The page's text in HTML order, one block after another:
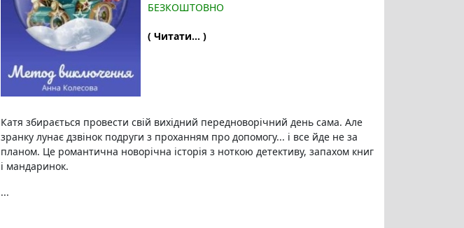
БЕЗКОШТОВНО
( Читати... )
Катя збирається провести свій вихідний передноворічний день сама. Але
зранку лунає дзвінок подруги з проханням про допомогу... і все йде не за
планом. Це романтична новорічна історія з ноткою детективу, запахом книг
і мандаринок.
...